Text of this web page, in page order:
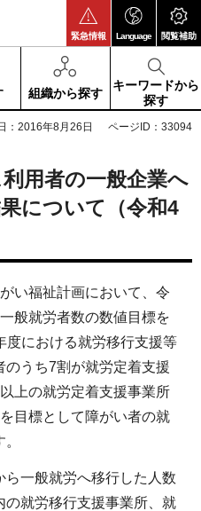
緊急情報 Language 閲覧補助
組織から探す
キーワードから
探す
：2016年8月26日 ページID：33094
用者の一般企業へ
について（令和4
い福祉計画において、令
般就労者数の数値目標を
度における就労移行支援等
のうち7割が就労定着支援
上の就労定着支援事業所
目標として障がい者の就
一般就労へ移行した人数
就労移行支援事業所、就